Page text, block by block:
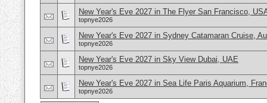
New Year's Eve 2027 in The Flyer San Francisco,
topnye2026
New Year's Eve 2027 in Sydney Catamaran Cruise,
topnye2026
New Year's Eve 2027 in Sky View Dubai, UAE
topnye2026
New Year's Eve 2027 in Sea Life Paris Aquarium,
topnye2026